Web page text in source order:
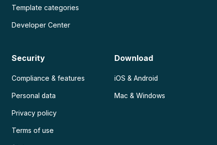
Template categories
Developer Center
Security
Compliance & features
Personal data
Privacy policy
Terms of use
Download
iOS & Android
Mac & Windows